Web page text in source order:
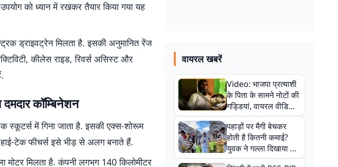
को ध्यान में रखकर तैयार किया गया यह
ड्राइवट्रेन मिलता है. इसकी अनुमानित रेंज
कीलेस राइड, रिवर्स असिस्ट और
कॉम्बिनेशन
स्कूटर्स में गिना जाता है. इसकी एक्स-शोरूम
टेक फीचर्स इसे भीड़ से अलग बनाते हैं.
मिलता है. कंपनी लगभग 140 किलोमीटर
वायरल खबरें
Video: भाजपा प्रत्याशी
के पिता के सामने नोटों की
गड्डियां, वायरल वीडियो
से राजनीति में उबाल,
अजित महतो बोले- TMC
की गंदी चाल
पहाड़ों पर मैगी बेचकर
होती है कितनी कमाई?
युवक ने गल्ला दिखाया तो
नौकरी वालों के खड़े हो गए